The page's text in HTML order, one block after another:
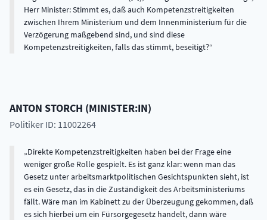
Herr Minister: Stimmt es, daß auch Kompetenzstreitigkeiten
zwischen Ihrem Ministerium und dem Innenministerium für die
Verzögerung maßgebend sind, und sind diese
Kompetenzstreitigkeiten, falls das stimmt, beseitigt?
ANTON STORCH (MINISTER:IN)
Politiker ID: 11002264
Direkte Kompetenzstreitigkeiten haben bei der Frage eine
weniger große Rolle gespielt. Es ist ganz klar: wenn man das
Gesetz unter arbeitsmarktpolitischen Gesichtspunkten sieht, ist
es ein Gesetz, das in die Zuständigkeit des Arbeitsministeriums
fällt. Wäre man im Kabinett zu der Überzeugung gekommen, daß
es sich hierbei um ein Fürsorgegesetz handelt, dann wäre